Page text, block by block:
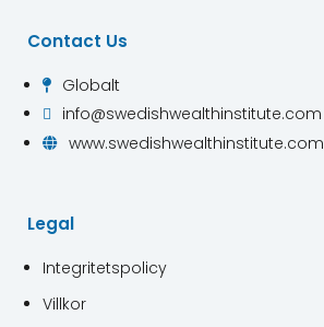
Contact Us
 Globalt
 info@swedishwealthinstitute.com
 www.swedishwealthinstitute.com
Legal
Integritetspolicy
Villkor